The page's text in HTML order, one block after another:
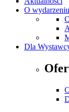
O wydarzeniu
Dla